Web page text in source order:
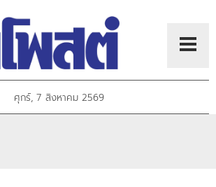
ศุกร์, 7 สิงหาคม 2569